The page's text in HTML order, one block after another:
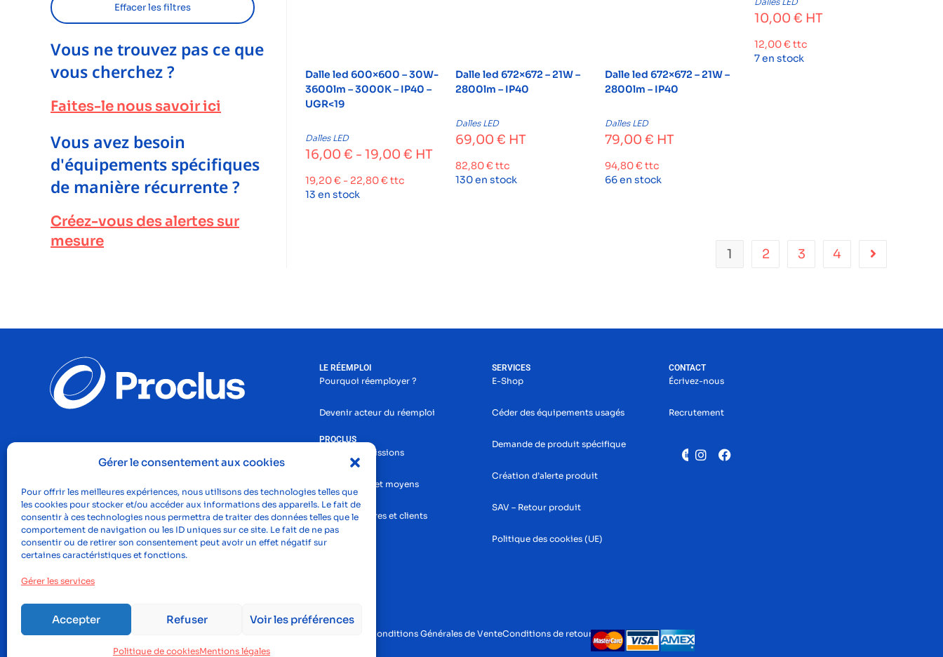
Gérer le consentement aux cookies
Pour offrir les meilleures expériences, nous utilisons des technologies telles que
les cookies pour stocker et/ou accéder aux informations des appareils. Le fait de
consentir à ces technologies nous permettra de traiter des données telles que le
comportement de navigation ou les ID uniques sur ce site. Le fait de ne pas
consentir ou de retirer son consentement peut avoir un effet négatif sur
certaines caractéristiques et fonctions.
Gérer les services
Accepter Refuser Voir les préférences
Politique de cookiesMentions légales
Dalle led 600×600 – 30W-
3600lm – 3000K – IP40 –
UGR<19
Dalles LED
16,00€ -19,00€ HT
19,20€ - 22,80€ttc
13 en stock
Dalle led 672×672 – 21W –
2800lm – IP40
Dalles LED
69,00 € HT
82,80€ttc
130 en stock
Dalle led 672×672 – 21W –
2800lm – IP40
Dalles LED
79,00 € HT
94,80€ttc
66 en stock
10,00 € HT
12,00€ttc
7 en stock
1 2 3 4
Effacer les filtres
Vous ne trouvez pas ce que
vous cherchez ?
Faites-le nous savoir ici
Vous avez besoin
d'équipements spécifiques
de manière récurrente ?
Créez-vous des alertes sur
mesure
LE RÉEMPLOI
Pourquoi réemployer ?
Devenir acteur du réemploi
PROCLUS
Histoire et missions
Nos services et moyens
Nos partenaires et clients
SERVICES
E-Shop
Céder des équipements usagés
Demande de produit spécifique
Création d’alerte produit
SAV – Retour produit
Politique des cookies (UE)
CONTACT
Écrivez-nous
Recrutement
Conditions Générales de VenteConditions de retour